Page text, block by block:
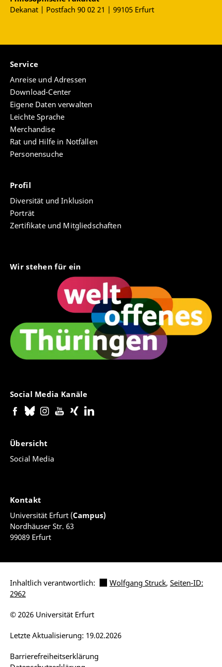
Dekanat | Postfach 90 02 21 | 99105 Erfurt
Service
Anreise und Adressen
Download-Center
Eigene Daten verwalten
Leichte Sprache
Merchandise
Rat und Hilfe in Notfällen
Personensuche
Profil
Diversität und Inklusion
Porträt
Zertifikate und Mitgliedschaften
Wir stehen für ein
Social Media Kanäle
Übersicht
Social Media
Kontakt
Universität Erfurt (Campus)
Nordhäuser Str. 63
99089 Erfurt
Inhaltlich verantwortlich: Wolfgang Struck, Seiten-ID:
2962
Barrierefreiheitserklärung
Letzte Aktualisierung: 19.02.2026
© 2026 Universität Erfurt